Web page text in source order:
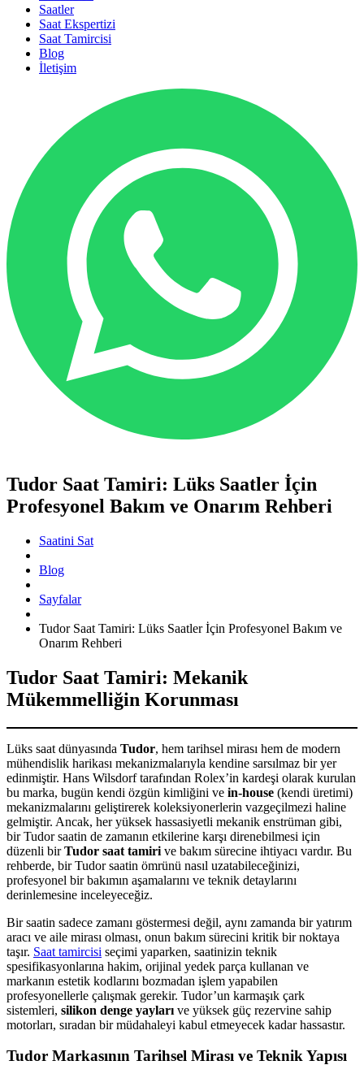
Saatler
Saat Ekspertizi
Saat Tamircisi
Blog
İletişim
Tudor Saat Tamiri: Lüks Saatler İçin
Profesyonel Bakım ve Onarım Rehberi
Saatini Sat
Blog
Sayfalar
Tudor Saat Tamiri: Lüks Saatler İçin Profesyonel Bakım ve
Onarım Rehberi
Tudor Saat Tamiri: Mekanik
Mükemmelliğin Korunması
Lüks saat dünyasında Tudor, hem tarihsel mirası hem de modern
mühendislik harikası mekanizmalarıyla kendine sarsılmaz bir yer
edinmiştir. Hans Wilsdorf tarafından Rolex’in kardeşi olarak kurulan
bu marka, bugün kendi özgün kimliğini ve in-house (kendi üretimi)
mekanizmalarını geliştirerek koleksiyonerlerin vazgeçilmezi haline
gelmiştir. Ancak, her yüksek hassasiyetli mekanik enstrüman gibi,
bir Tudor saatin de zamanın etkilerine karşı direnebilmesi için
düzenli birTudor saat tamiri ve bakım sürecine ihtiyacı vardır. Bu
rehberde, bir Tudor saatin ömrünü nasıl uzatabileceğinizi,
profesyonel bir bakımın aşamalarını ve teknik detaylarını
derinlemesine inceleyeceğiz.
Bir saatin sadece zamanı göstermesi değil, aynı zamanda bir yatırım
aracı ve aile mirası olması, onun bakım sürecini kritik bir noktaya
taşır. Saat tamircisi seçimi yaparken, saatinizin teknik
spesifikasyonlarına hakim, orijinal yedek parça kullanan ve
markanın estetik kodlarını bozmadan işlem yapabilen
profesyonellerle çalışmak gerekir. Tudor’un karmaşık çark
sistemleri, silikon denge yayları ve yüksek güç rezervine sahip
motorları, sıradan bir müdahaleyi kabul etmeyecek kadar hassastır.
Tudor Markasının Tarihsel Mirası ve Teknik Yapısı